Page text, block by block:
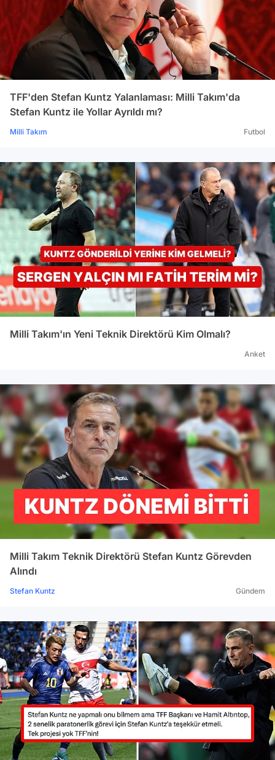
TFF'den Stefan Kuntz Yalanlaması: Milli Takım'da
Stefan Kuntz ile Yollar Ayrıldı mı?
Milli Takım Futbol
Milli Takım'ın Yeni Teknik Direktörü Kim Olmalı?
Anket
Milli Takım Teknik Direktörü Stefan Kuntz Görevden
Alındı
Stefan Kuntz Gündem